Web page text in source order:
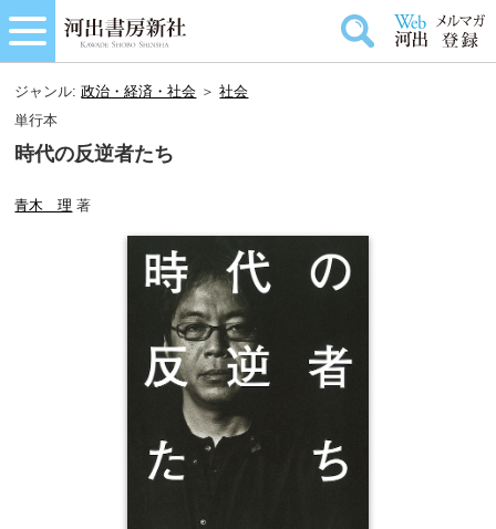
ジャンル:政治・経済・社会 ＞社会
単行本
時代の反逆者たち
青木 理 著